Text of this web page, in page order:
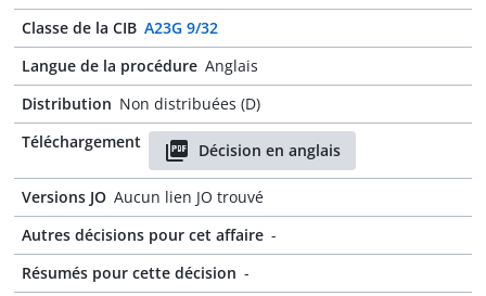
Classe de la CIB A23G 9/32
Langue de la procédure Anglais
Distribution Non distribuées (D)
Téléchargement
Décision en anglais
Versions JO Aucun lien JO trouvé
Autres décisions pour cet affaire -
Résumés pour cette décision -